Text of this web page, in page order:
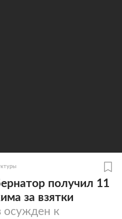
получил 11
за взятки
осужден к